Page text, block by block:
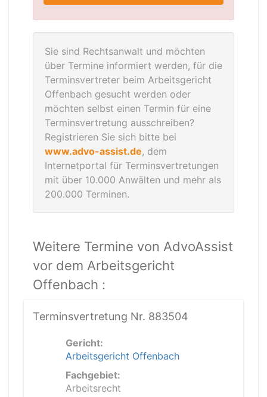
Sie sind Rechtsanwalt und möchten
über Termine informiert werden, für die
Terminsvertreter beim Arbeitsgericht
Offenbach gesucht werden oder
möchten selbst einen Termin für eine
Terminsvertretung ausschreiben?
Registrieren Sie sich bitte bei
www.advo-assist.de, dem
Internetportal für Terminsvertretungen
mit über 10.000 Anwälten und mehr als
200.000 Terminen.
Weitere Termine von AdvoAssist
vor dem Arbeitsgericht
Offenbach :
Terminsvertretung Nr. 883504
Gericht:
Arbeitsgericht Offenbach
Fachgebiet:
Arbeitsrecht